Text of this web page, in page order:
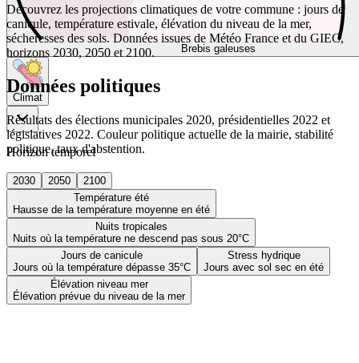
Brebis galeuses
Climat
Horizon temporel
2030 2050
2100
Température été
Hausse de la température moyenne en été
Nuits tropicales
Nuits où la température ne descend pas sous 20°C
Jours de canicule
Jours où la température dépasse 35°C
Stress hydrique
Jours avec sol sec en été
Élévation niveau mer
Élévation prévue du niveau de la mer
Découvrez les projections climatiques de votre commune : jours de
canicule, température estivale, élévation du niveau de la mer,
sécheresses des sols. Données issues de Météo France et du GIEC,
horizons 2030, 2050 et 2100.
Données politiques
Résultats des élections municipales 2020, présidentielles 2022 et
législatives 2022. Couleur politique actuelle de la mairie, stabilité
politique, taux d'abstention.